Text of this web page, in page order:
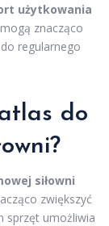
użytkowania
znacząco
regularnego
do
siłowni
zwiększyć
sprzęt umożliwia